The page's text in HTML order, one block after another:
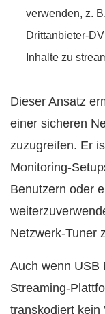
verwenden, z.
Drittanbieter-
Inhalte zu
Dieser Ansatz
einer sicheren
zuzugreifen. Er
Monitoring-
Benutzern oder
Netzwerk-Tuner
Auch wenn USB
Streaming-
transkodiert kein